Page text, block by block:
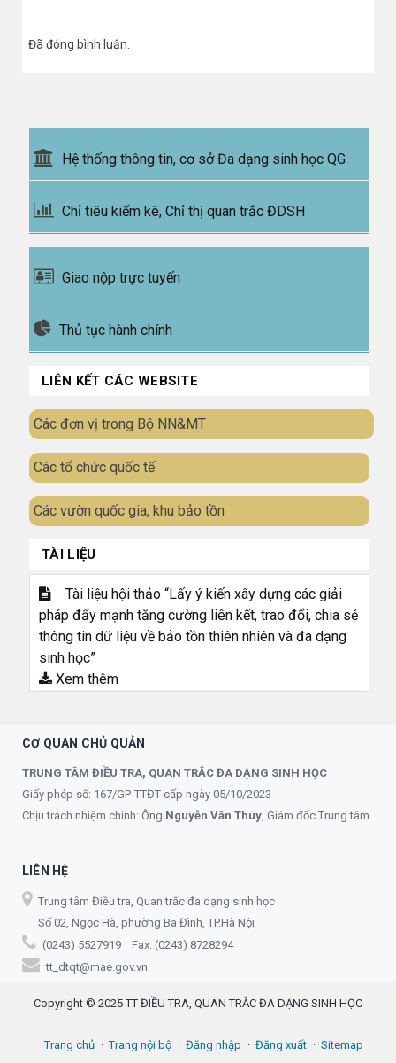
Đã đóng bình luận.
Hệ thống thông tin, cơ sở Đa dạng sinh học QG
Chỉ tiêu kiểm kê, Chỉ thị quan trắc ĐDSH
Giao nộp trực tuyến
Thủ tục hành chính
LIÊN KẾT CÁC WEBSITE
Các đơn vị trong Bộ NN&MT
Các tổ chức quốc tế
Các vườn quốc gia, khu bảo tồn
TÀI LIỆU
Tài liệu hội thảo “Lấy ý kiến xây dựng các giải
pháp đẩy mạnh tăng cường liên kết, trao đổi, chia sẻ
thông tin dữ liệu về bảo tồn thiên nhiên và đa dạng
sinh học”
Xem thêm
CƠ QUAN CHỦ QUẢN
TRUNG TÂM ĐIỀU TRA, QUAN TRẮC ĐA DẠNG SINH HỌC
Giấy phép số: 167/GP-TTĐT cấp ngày 05/10/2023
Chịu trách nhiệm chính: Ông Nguyễn Văn Thùy , Giám đốc Trung tâm
LIÊN HỆ
Trung tâm Điều tra, Quan trắc đa dạng sinh học
Số 02, Ngọc Hà, phường Ba Đình, TP.Hà Nội
(0243) 5527919 Fax: (0243) 8728294
tt_dtqt@mae.gov.vn
Copyright © 2025 TT ĐIỀU TRA, QUAN TRẮC ĐA DẠNG SINH HỌC
Trang chủ Trang nội bộ Đăng nhập Đăng xuất Sitemap